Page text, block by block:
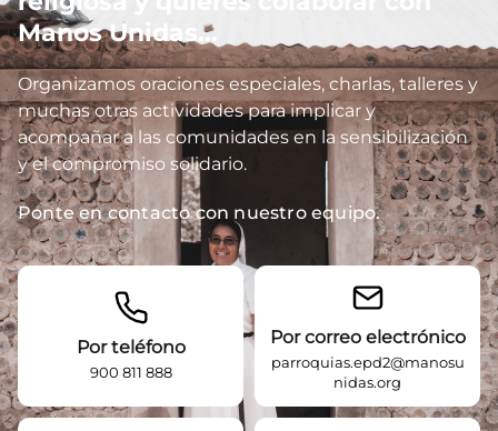
Manos Unidas...
Organizamos oraciones especiales, charlas, talleres y
muchas otras actividades para implicar y
acompañar a las comunidades en la sensibilización
y el compromiso solidario.
Ponte en contacto con nuestro equipo.
Por teléfono
900 811 888
Por correo electrónico
parroquias.epd2@manosu
nidas.org